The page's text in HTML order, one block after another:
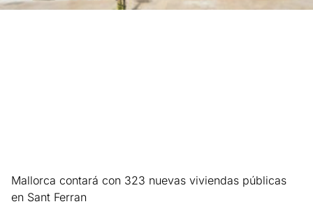
Mallorca contará con 323 nuevas viviendas públicas
en Sant Ferran